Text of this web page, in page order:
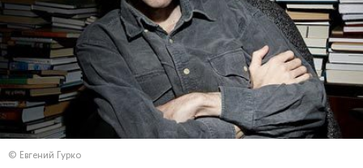
© Евгений Гурко